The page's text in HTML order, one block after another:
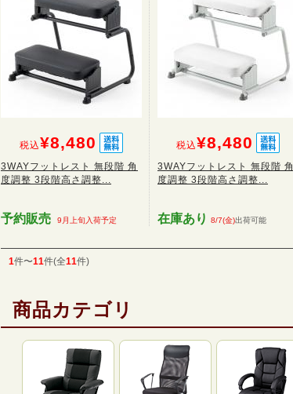
税込¥8,480
3WAYフットレスト 無段階 角
度調整 3段階高さ調整...
予約販売 9月上旬入荷予定
税込¥8,480
3WAYフットレスト 無段階 角
度調整 3段階高さ調整...
在庫あり 8/7(金)出荷可能
1件〜11件(全11件)
商品カテゴリ